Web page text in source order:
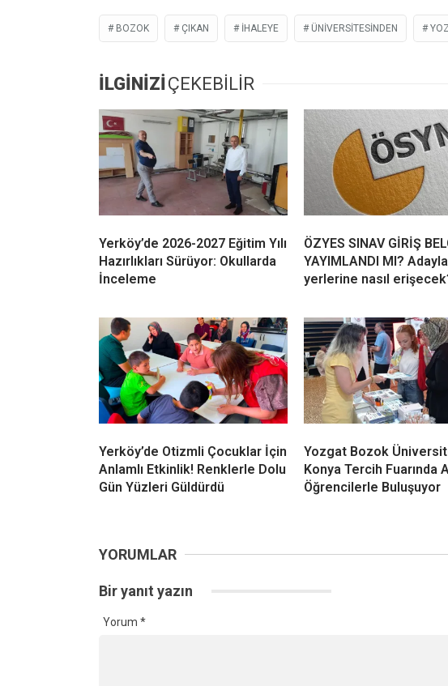
BOZOK ÇIKAN IHALEYE ÜNIVERSITESINDEN
İLGİNİZİÇEKEBİLİR
Yerköy’de 2026-2027 Eğitim Yılı
Hazırlıkları Sürüyor: Okullarda
İnceleme
ÖZYES SINAV GİRİŞ
YAYIMLANDI MI?
yerlerine nasıl
Yerköy’de Otizmli Çocuklar İçin
Anlamlı Etkinlik! Renklerle Dolu
Gün Yüzleri Güldürdü
Yozgat Bozok
Konya Tercih Fuarında
Öğrencilerle Buluşuyor
YORUMLAR
Bir yanıt yazın
Yorum *